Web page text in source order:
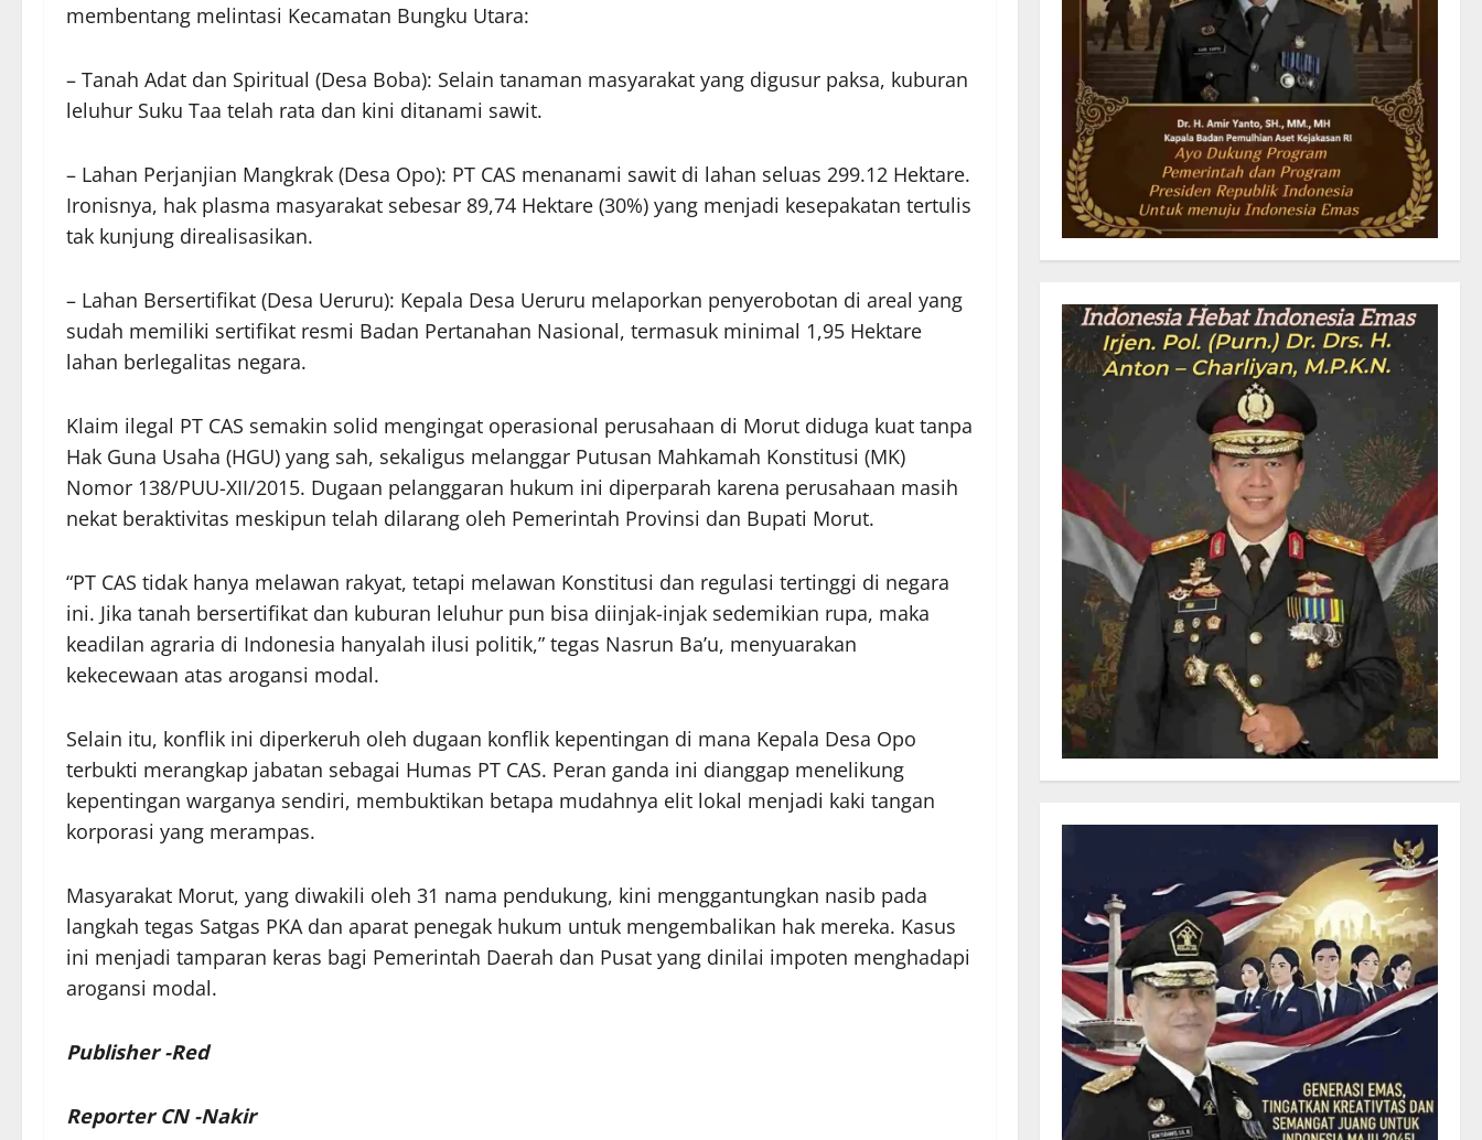
membentang melintasi Kecamatan Bungku Utara:
– Tanah Adat dan Spiritual (Desa Boba): Selain tanaman masyarakat yang digusur paksa, kuburan
leluhur Suku Taa telah rata dan kini ditanami sawit.
– Lahan Perjanjian Mangkrak (Desa Opo): PT CAS menanami sawit di lahan seluas 299.12 Hektare.
Ironisnya, hak plasma masyarakat sebesar 89,74 Hektare (30%) yang menjadi kesepakatan tertulis
tak kunjung direalisasikan.
– Lahan Bersertifikat (Desa Ueruru): Kepala Desa Ueruru melaporkan penyerobotan di areal yang
sudah memiliki sertifikat resmi Badan Pertanahan Nasional, termasuk minimal 1,95 Hektare
lahan berlegalitas negara.
Klaim ilegal PT CAS semakin solid mengingat operasional perusahaan di Morut diduga kuat tanpa
Hak Guna Usaha (HGU) yang sah, sekaligus melanggar Putusan Mahkamah Konstitusi (MK)
Nomor 138/PUU-XII/2015. Dugaan pelanggaran hukum ini diperparah karena perusahaan masih
nekat beraktivitas meskipun telah dilarang oleh Pemerintah Provinsi dan Bupati Morut.
“PT CAS tidak hanya melawan rakyat, tetapi melawan Konstitusi dan regulasi tertinggi di negara
ini. Jika tanah bersertifikat dan kuburan leluhur pun bisa diinjak-injak sedemikian rupa, maka
keadilan agraria di Indonesia hanyalah ilusi politik,” tegas Nasrun Ba’u, menyuarakan
kekecewaan atas arogansi modal.
Selain itu, konflik ini diperkeruh oleh dugaan konflik kepentingan di mana Kepala Desa Opo
terbukti merangkap jabatan sebagai Humas PT CAS. Peran ganda ini dianggap menelikung
kepentingan warganya sendiri, membuktikan betapa mudahnya elit lokal menjadi kaki tangan
korporasi yang merampas.
Masyarakat Morut, yang diwakili oleh 31 nama pendukung, kini menggantungkan nasib pada
langkah tegas Satgas PKA dan aparat penegak hukum untuk mengembalikan hak mereka. Kasus
ini menjadi tamparan keras bagi Pemerintah Daerah dan Pusat yang dinilai impoten menghadapi
arogansi modal.
Publisher -Red
Reporter CN -Nakir